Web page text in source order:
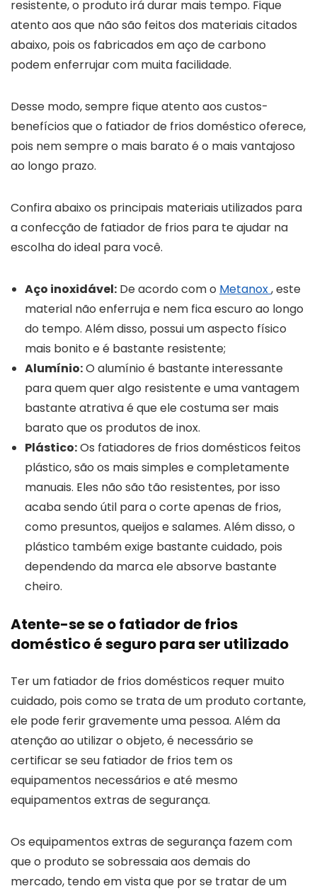
resistente, o produto irá durar mais tempo. Fique
atento aos que não são feitos dos materiais citados
abaixo, pois os fabricados em aço de carbono
podem enferrujar com muita facilidade.
Desse modo, sempre fique atento aos custos-
benefícios que o fatiador de frios doméstico oferece,
pois nem sempre o mais barato é o mais vantajoso
ao longo prazo.
Confira abaixo os principais materiais utilizados para
a confecção de fatiador de frios para te ajudar na
escolha do ideal para você.
Aço inoxidável: De acordo com o Metanox, este
material não enferruja e nem fica escuro ao longo
do tempo. Além disso, possui um aspecto físico
mais bonito e é bastante resistente;
Alumínio:O alumínio é bastante interessante
para quem quer algo resistente e uma vantagem
bastante atrativa é que ele costuma ser mais
barato que os produtos de inox.
Plástico:Os fatiadores de frios domésticos feitos
plástico, são os mais simples e completamente
manuais. Eles não são tão resistentes, por isso
acaba sendo útil para o corte apenas de frios,
como presuntos, queijos e salames. Além disso, o
plástico também exige bastante cuidado, pois
dependendo da marca ele absorve bastante
cheiro.
Atente-se se o fatiador de frios
doméstico é seguro para ser utilizado
Ter um fatiador de frios domésticos requer muito
cuidado, pois como se trata de um produto cortante,
ele pode ferir gravemente uma pessoa. Além da
atenção ao utilizar o objeto, é necessário se
certificar se seu fatiador de frios tem os
equipamentos necessários e até mesmo
equipamentos extras de segurança.
Os equipamentos extras de segurança fazem com
que o produto se sobressaia aos demais do
mercado, tendo em vista que por se tratar de um